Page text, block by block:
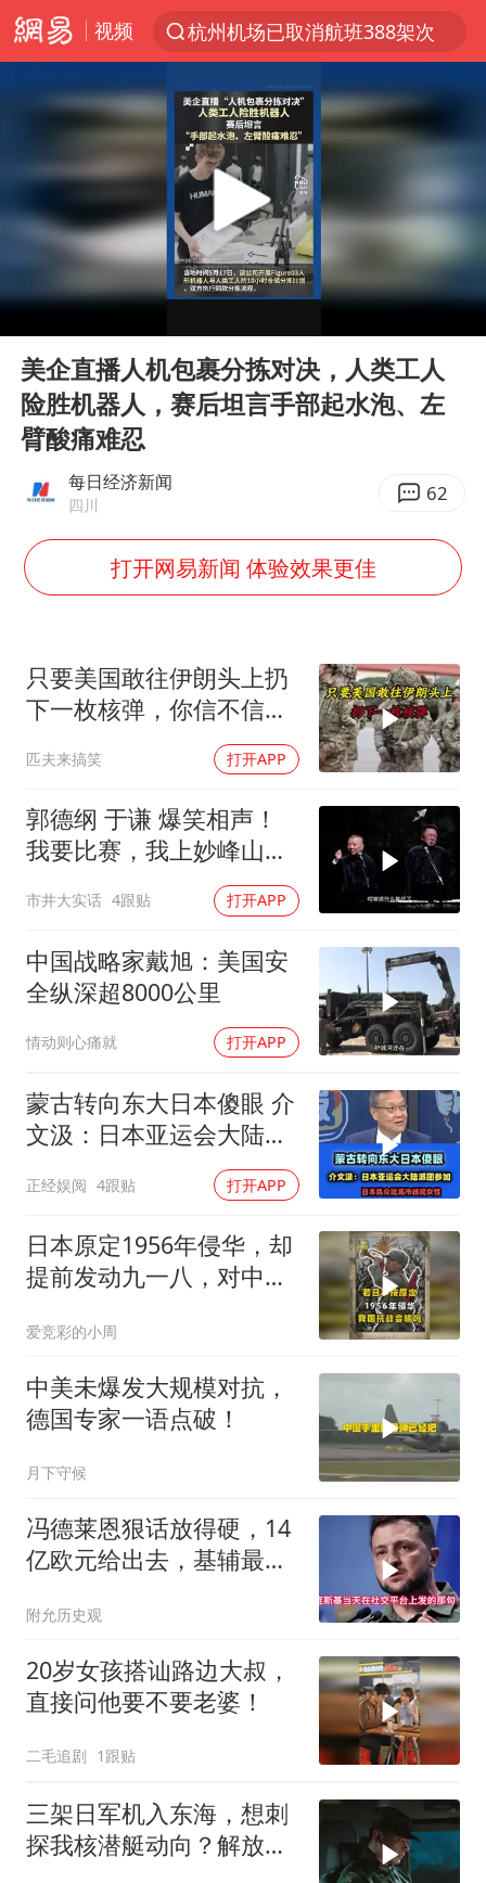
视频
杭州机场已取消航班388架次
白海豚将给京津冀带来大暴雨
《披荆斩棘2026》阵容官宣
国足U17与阿森纳决赛取消 并列冠军
2025年小学教师减少13.19万
韩军前线部队连曝丑闻
灌溉水坝被隔成鱼塘 村民投诉20余年
中国第1高楼阻尼器摆动明显
奋力开创中国式现代化建设新局面
Play
美企直播人机包裹分拣对决，人类工人
险胜机器人，赛后坦言手部起水泡、左
臂酸痛难忍
每日经济新闻
四川 62
打开网易新闻 体验效果更佳
只要美国敢往伊朗头上扔
下一枚核弹，你信不信，
明天乌克兰就会灰飞烟灭
1
匹夫来搞笑 打开APP
郭德纲 于谦 爆笑相声！
我要比赛，我上妙峰山干
嘛去？你去拜一拜冠军老
祖庙
市井大实话 4跟贴 打开APP
中国战略家戴旭：美国安
全纵深超8000公里
情动则心痛就 打开APP
蒙古转向东大日本傻眼 介
文汲：日本亚运会大陆派
正经娱阅 4跟贴 打开APP
日本原定1956年侵华，却
提前发动九一八，对中国
爱竞彩的小周
中美未爆发大规模对抗，
德国专家一语点破！
月下守候
冯德莱恩狠话放得硬，14
亿欧元给出去，基辅最缺
附允历史观
20岁女孩搭讪路边大叔，
直接问他要不要老婆！
二毛追剧 1跟贴
三架日军机入东海，想刺
探我核潜艇动向？解放军